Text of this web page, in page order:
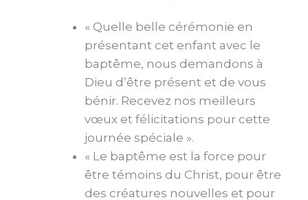
« Quelle belle cérémonie en
présentant cet enfant avec le
baptême, nous demandons à
Dieu d’être présent et de vous
bénir. Recevez nos meilleurs
vœux et félicitations pour cette
journée spéciale ».
« Le baptême est la force pour
être témoins du Christ, pour être
des créatures nouvelles et pour